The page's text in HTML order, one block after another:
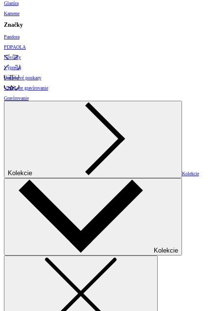
Glazúra
Kamene
Značky
Pandora
PDPAOLA
Novinky
Výpredaj
Darčekové poukazy
Vzory pre gravírovanie
Gravírovanie
Kolekcie Kolekcie
Kolekcie